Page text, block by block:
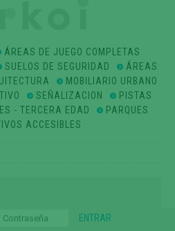
ÁREAS DE JUEGO COMPLETAS
SUELOS DE SEGURIDAD
ÁREAS
MOBILIARIO URBANO
SEÑALIZACION
PISTAS
- TERCERA EDAD
PARQUES
ACCESIBLES